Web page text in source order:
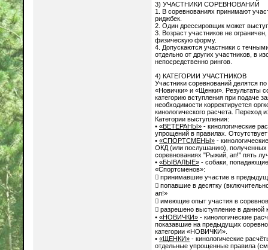
3) УЧАСТНИКИ СОРЕВНОВАНИЙ
1. В соревнованиях принимают
риджбек.
2. Один дрессировщик может
3. Возраст участников не
физическую форму.
4. Допускаются участники с
отдельно от других участников, в
непосредственно рингов.
4) КАТЕГОРИИ УЧАСТНИКОВ
Участники соревнований делятся
«Новички» и «Щенки». Результаты
категорию вступления при подаче
необходимости корректируется
кинологического расчета. Переход
Категории выступления:
• «ВЕТЕРАНЫ» - кинологические
упрощений в правилах.
• «СПОРТСМЕНЫ» -
ОКД (или послушанию), полученных
соревнованиях "Рыжий, ап!" пять
• «БЫВАЛЫЕ» - собаки,
«Спортсменов»:
 принимавшие участие в
 попавшие в десятку
ап!»
 имеющие опыт участия в
 разрешено выступление в данной
• «НОВИЧКИ» - кинологические
показавшие на предыдущих
категории «НОВИЧКИ».
• «ЩЕНКИ» - кинологические
отдельные упрощенные правила